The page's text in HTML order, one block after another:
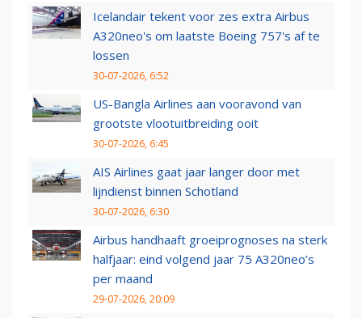
Icelandair tekent voor zes extra Airbus
A320neo's om laatste Boeing 757's af te
lossen
30-07-2026, 6:52
US-Bangla Airlines aan vooravond van
grootste vlootuitbreiding ooit
30-07-2026, 6:45
AIS Airlines gaat jaar langer door met
lijndienst binnen Schotland
30-07-2026, 6:30
Airbus handhaaft groeiprognoses na sterk
halfjaar: eind volgend jaar 75 A320neo’s
per maand
29-07-2026, 20:09